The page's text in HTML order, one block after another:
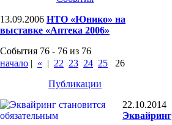
13.09.2006 НТО «Юнико» на
выставке «Аптека 2006»
События 76 - 76 из 76
начало | « | 22 23 24 25
26
Публикации
22.10.2014
Эквайринг